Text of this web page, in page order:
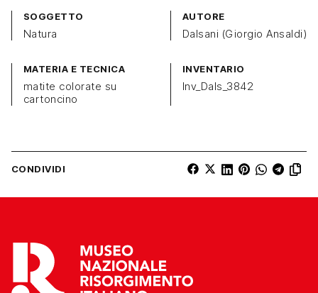
SOGGETTO
Natura
AUTORE
Dalsani (Giorgio Ansaldi)
MATERIA E TECNICA
matite colorate su
cartoncino
INVENTARIO
Inv_Dals_3842
CONDIVIDI